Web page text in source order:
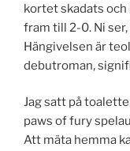
kortet skadats och
fram till 2-0. Ni
Hängivelsen är
debutroman,
Jag satt på
paws of fury
Att mäta hemma